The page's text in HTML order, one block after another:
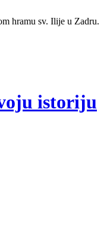
hramu sv. Ilije u Zadru.
istoriju